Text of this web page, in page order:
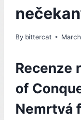
By bittercat
Recenze
of
Nemrtvá